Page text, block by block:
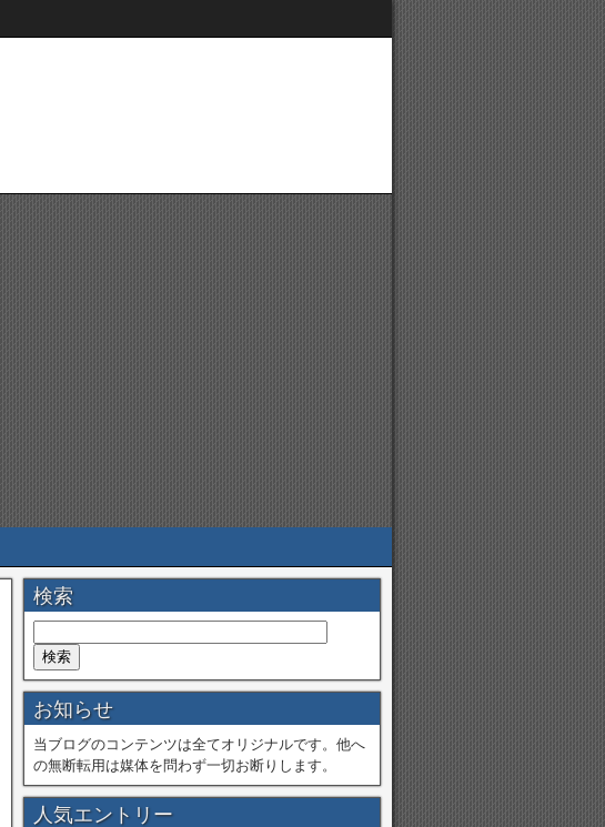
検索
お知らせ
当ブログのコンテンツは全てオリジナルです。他へ
の無断転用は媒体を問わず一切お断りします。
人気エントリー